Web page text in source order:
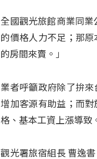
全國觀光旅館商業同
的價格人力不足；那
的房間來賣。」
業者呼籲政府除了拚
增加客源有助益；而
格、基本工資上漲導致
觀光署旅宿組長 曹逸